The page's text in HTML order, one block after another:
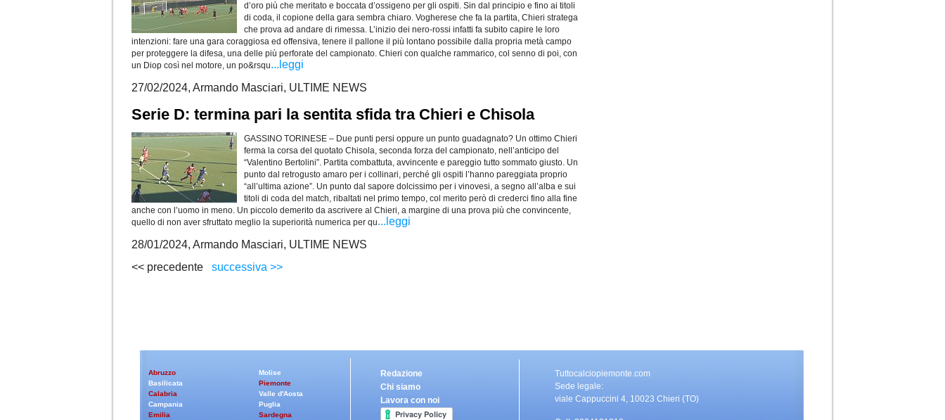
d’oro più che meritato e boccata d’ossigeno per gli ospiti. Sin dal principio e fino ai titoli
di coda, il copione della gara sembra chiaro. Vogherese che fa la partita, Chieri stratega
che prova ad andare di rimessa. L’inizio dei nero-rossi infatti fa subito capire le loro
intenzioni: fare una gara coraggiosa ed offensiva, tenere il pallone il più lontano possibile dalla propria metà campo
per proteggere la difesa, una delle più perforate del campionato. Chieri con qualche rammarico, col senno di poi, con
un Diop così nel motore, un po&rsqu...leggi
27/02/2024, Armando Masciari, ULTIME NEWS
Serie D: termina pari la sentita sfida tra Chieri e Chisola
GASSINO TORINESE – Due punti persi oppure un punto guadagnato? Un ottimo Chieri
ferma la corsa del quotato Chisola, seconda forza del campionato, nell’anticipo del
“Valentino Bertolini”. Partita combattuta, avvincente e pareggio tutto sommato giusto. Un
punto dal retrogusto amaro per i collinari, perché gli ospiti l’hanno pareggiata proprio
“all’ultima azione”. Un punto dal sapore dolcissimo per i vinovesi, a segno all’alba e sui
titoli di coda del match, ribaltati nel primo tempo, col merito però di crederci fino alla fine
anche con l’uomo in meno. Un piccolo demerito da ascrivere al Chieri, a margine di una prova più che convincente,
quello di non aver sfruttato meglio la superiorità numerica per qu...leggi
28/01/2024, Armando Masciari, ULTIME NEWS
<< precedente successiva >>
Abruzzo
Basilicata
Calabria
Campania
Emilia
Molise
Piemonte
Valle d'Aosta
Puglia
Sardegna
Redazione
Chi siamo
Lavora con noi
Tuttocalciopiemonte.com
Sede legale:
viale Cappuccini 4, 10023 Chieri (TO)